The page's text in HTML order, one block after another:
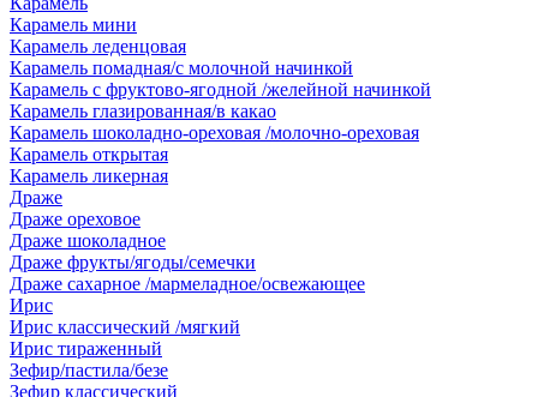
Карамель мини
Карамель леденцовая
Карамель помадная/с молочной начинкой
Карамель с фруктово-ягодной /желейной начинкой
Карамель глазированная/в какао
Карамель шоколадно-ореховая /молочно-ореховая
Карамель открытая
Карамель ликерная
Драже
Драже ореховое
Драже шоколадное
Драже фрукты/ягоды/семечки
Драже сахарное /мармеладное/освежающее
Ирис
Ирис классический /мягкий
Ирис тираженный
Зефир/пастила/безе
Зефир классический